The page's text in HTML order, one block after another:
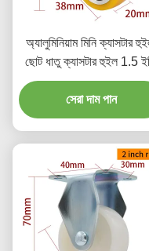
অ্যালুমিনিয়াম মিনি ক্যাসটার
ছোট ধাতু ক্যাসটার হুইল 1.5
সেরা দাম পান